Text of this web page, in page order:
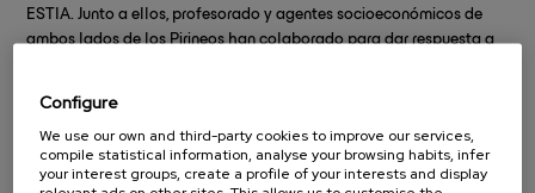
ESTIA. Junto a ellos, profesorado y agentes socioeconómicos de
ambos lados de los Pirineos han colaborado para dar respuesta a
Entre los proyectos desarrollados por el alumnado de la
Universidad de Burdeos destacael impulsado por estudiantes
del Máster en Ciencias de la Educación, quienes, en
Configure
We use our own and third-party cookies to improve our services,
compile statistical information, analyse your browsing habits, infer
your interest groups, create a profile of your interests and display